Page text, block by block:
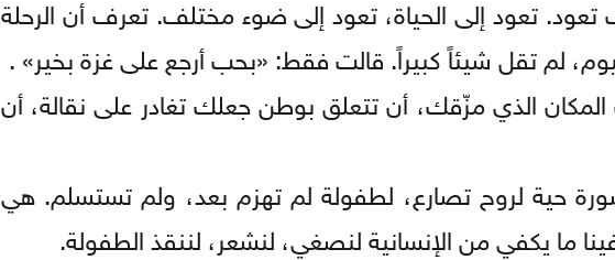
تعود إلى الحياة، تعود إلى ضوء مختلف. تعرف أن الرحلة
لم تقل شيئاً كبيراً. قالت فقط: «بحب أرجع على غزة بخير» .
الذي مزّقك، أن تتعلق بوطن جعلك تغادر على نقالة، أن
حية لروح تصارع، لطفولة لم تهزم بعد، ولم تستسلم. هي
ما يكفي من الإنسانية لنصغي، لنشعر، لننقذ الطفولة.